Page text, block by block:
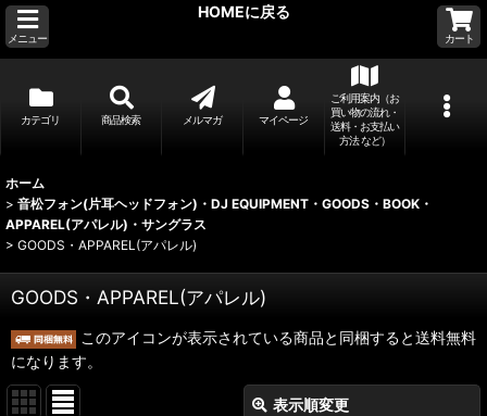
メニュー
HOMEに戻る
カート
カテゴリ 商品検索 メルマガ マイページ
ご利用案内（お
買い物の流れ・
送料・お支払い
方法 など）
ホーム
> 音松フォン(片耳ヘッドフォン)・DJ EQUIPMENT・GOODS・BOOK・
APPAREL(アパレル)・サングラス
> GOODS・APPAREL(アパレル)
GOODS・APPAREL(アパレル)
このアイコンが表示されている商品と同梱すると送料無料
になります。
表示順変更